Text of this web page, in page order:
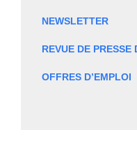
NEWSLETTER
REVUE DE PRESSE
OFFRES D’EMPLOI